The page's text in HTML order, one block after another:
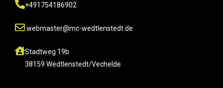
+491754186902
webmaster@mc-wedtlenstedt.de
Stadtweg 19b
38159 Wedtlenstedt/Vechelde